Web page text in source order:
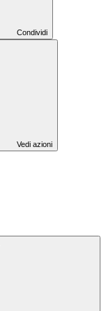
Condividi
Vedi azioni